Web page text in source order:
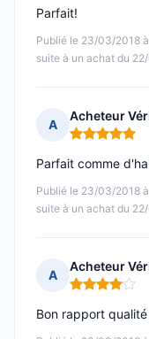
Publié le 23/03/2018
suite à un achat du
Parfait!
A
Acheteur
Note : 5 sur 5
Publié le 23/03/2018
suite à un achat du
Parfait comme
A
Acheteur
Note : 4 sur 5
Bon rapport